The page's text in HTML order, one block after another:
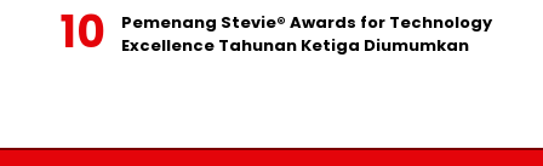
Pemenang Stevie® Awards for Technology
Excellence Tahunan Ketiga Diumumkan